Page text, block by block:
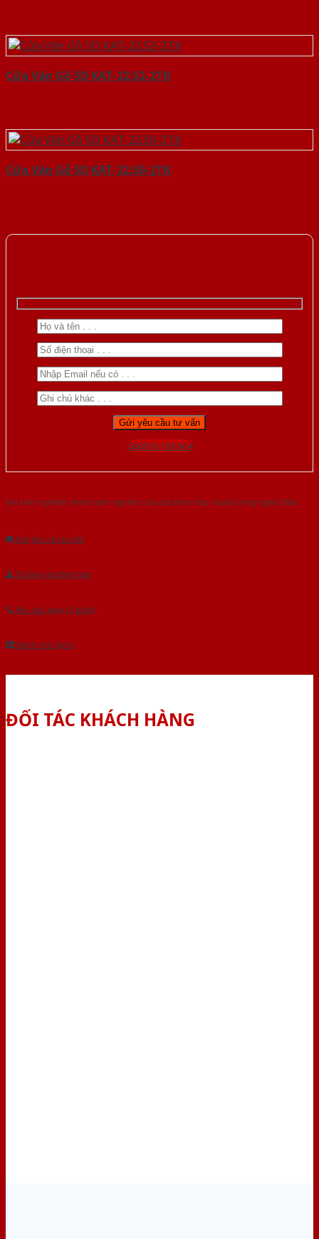
Cửa Vân Gỗ 5D KAT-22.52-2TK
Cửa Vân Gỗ 5D KAT-22.50-2TK
Gọi 0976.169.864
Với kinh nghiệm nhiêu năm nghiên cứu cửa theo tiêu chuẩn công nghệ Châu
Gửi yêu cầu tư vấn
Tải báo giá tổng hợp
Yêu cầu gọi lại (3 phút)
Dành cho đại lý
ĐỐI TÁC KHÁCH HÀNG